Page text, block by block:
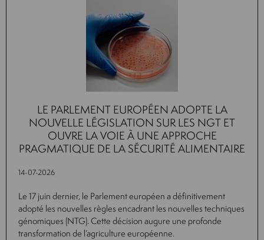
LE PARLEMENT EUROPÉEN ADOPTE LA
NOUVELLE LÉGISLATION SUR LES NGT ET
OUVRE LA VOIE À UNE APPROCHE
PRAGMATIQUE DE LA SÉCURITÉ ALIMENTAIRE
14-07-2026
Le 17 juin dernier, le Parlement européen a définitivement
adopté les nouvelles règles encadrant les nouvelles techniques
génomiques (NTG). Cette décision augure une profonde
transformation de l’agriculture européenne.